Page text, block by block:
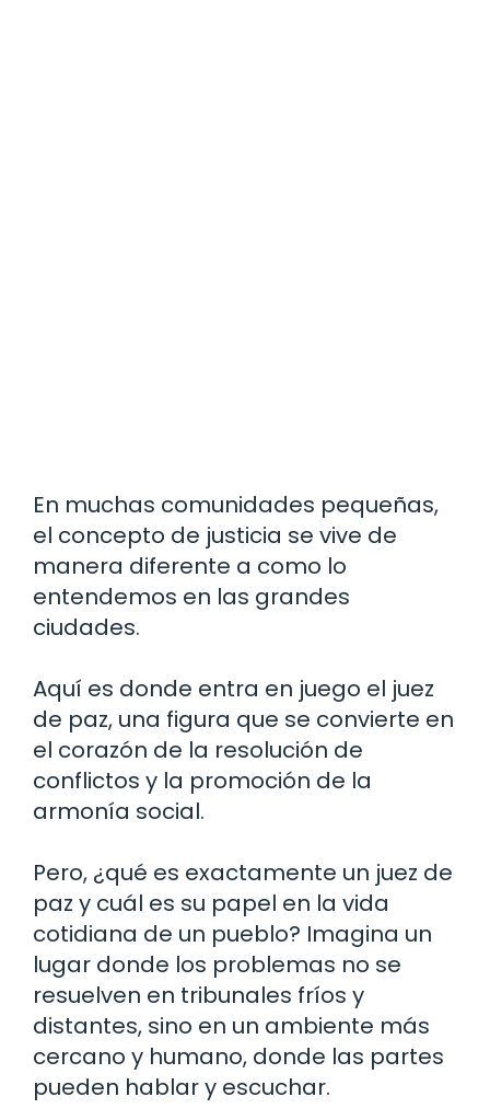
En muchas comunidades pequeñas,
el concepto de justicia se vive de
manera diferente a como lo
entendemos en las grandes
ciudades.
Aquí es donde entra en juego el juez
de paz, una figura que se convierte en
el corazón de la resolución de
conflictos y la promoción de la
armonía social.
Pero, ¿qué es exactamente un juez de
paz y cuál es su papel en la vida
cotidiana de un pueblo? Imagina un
lugar donde los problemas no se
resuelven en tribunales fríos y
distantes, sino en un ambiente más
cercano y humano, donde las partes
pueden hablar y escuchar.